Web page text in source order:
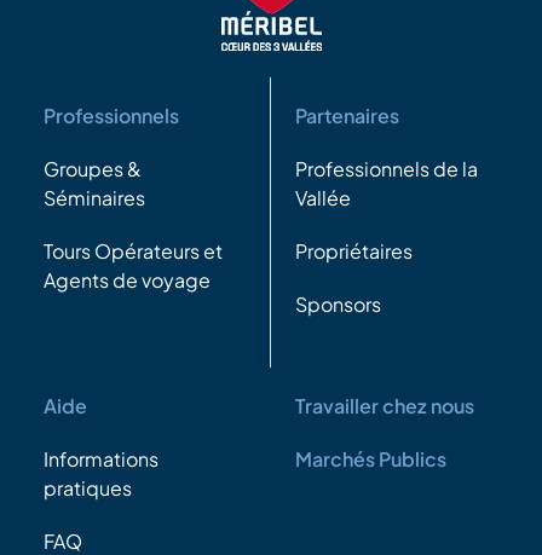
Professionnels
Groupes &
Séminaires
Tours Opérateurs et
Agents de voyage
Partenaires
Professionnels de la
Vallée
Propriétaires
Sponsors
Aide
Informations
pratiques
FAQ
Travailler chez nous
Marchés Publics